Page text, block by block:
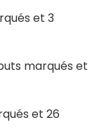
et 3
marqués et
et 26